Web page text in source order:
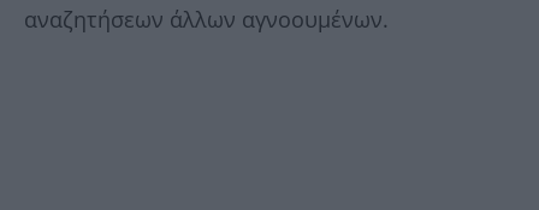
αναζητήσεων άλλων αγνοουμένων.